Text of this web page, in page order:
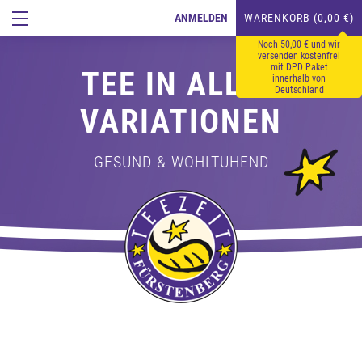
ANMELDEN WARENKORB (0,00 €)
Noch 50,00 € und wir
versenden kostenfrei
mit DPD Paket
innerhalb von
Deutschland
TEE IN ALLEN
VARIATIONEN
GESUND & WOHLTUHEND